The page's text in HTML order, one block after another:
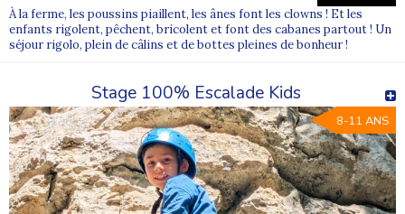
À la ferme, les poussins piaillent, les ânes font les clowns ! Et les
enfants rigolent, pêchent, bricolent et font des cabanes partout ! Un
séjour rigolo, plein de câlins et de bottes pleines de bonheur !
Stage 100% Escalade Kids
8-11 ANS